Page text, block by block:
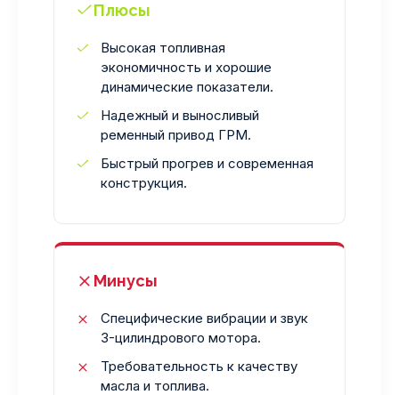
Плюсы
Высокая топливная
экономичность и хорошие
динамические показатели.
Надежный и выносливый
ременный привод ГРМ.
Быстрый прогрев и современная
конструкция.
Минусы
Специфические вибрации и звук
3-цилиндрового мотора.
Требовательность к качеству
масла и топлива.